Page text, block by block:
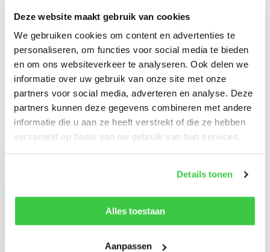
Deze website maakt gebruik van cookies
We gebruiken cookies om content en advertenties te
personaliseren, om functies voor social media te bieden
en om ons websiteverkeer te analyseren. Ook delen we
informatie over uw gebruik van onze site met onze
partners voor social media, adverteren en analyse. Deze
partners kunnen deze gegevens combineren met andere
informatie die u aan ze heeft verstrekt of die ze hebben
verzameld op basis van uw gebruik van hun services.
Details tonen
Alles toestaan
Aanpassen
Specificaties
Reviews
Delen
Recent bekeken